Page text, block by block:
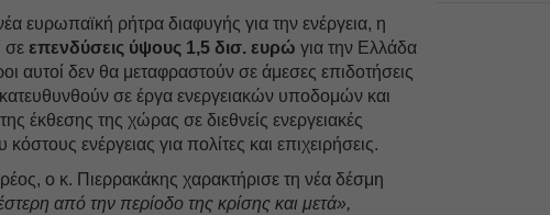
ευρωπαϊκή ρήτρα διαφυγής για την ενέργεια, η
σεεπενδύσεις ύψους 1,5 δισ. ευρώ για την Ελλάδα
αυτοί δεν θα μεταφραστούν σε άμεσες επιδοτήσεις
σε έργα ενεργειακών υποδομών και
έκθεσης της χώρας σε διεθνείς ενεργειακές
ενέργειας για πολίτες και επιχειρήσεις.
ο κ. Πιερρακάκης χαρακτήρισε τη νέα δέσμη
από την περίοδο της κρίσης και μετά»,